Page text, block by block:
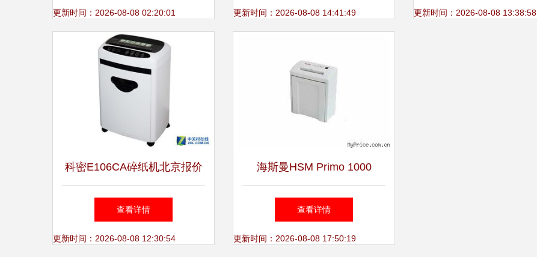
汇频道-悠牛网
更新时间：2026-08-08 02:20:01 更新时间：2026-08-08 14:41:49 更新时间：2026-08-08 13:38:58
科密E106CA碎纸机北京报价
750元 功能、性价比与购买建
议
查看详情
更新时间：2026-08-08 12:30:54
海斯曼HSM Primo 1000
3.9mm碎纸机产品总览 |
MyPrice价格网
查看详情
更新时间：2026-08-08 17:50:19